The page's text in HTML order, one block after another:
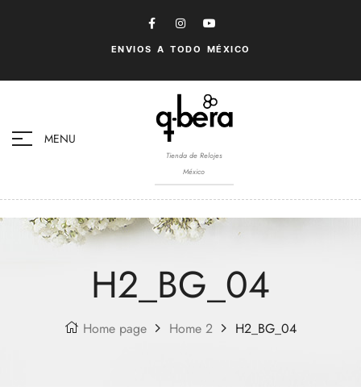
ENVIOS A TODO MÉXICO
MENU
Tienda de Relojes
México
H2_BG_04
Home page Home 2 H2_BG_04